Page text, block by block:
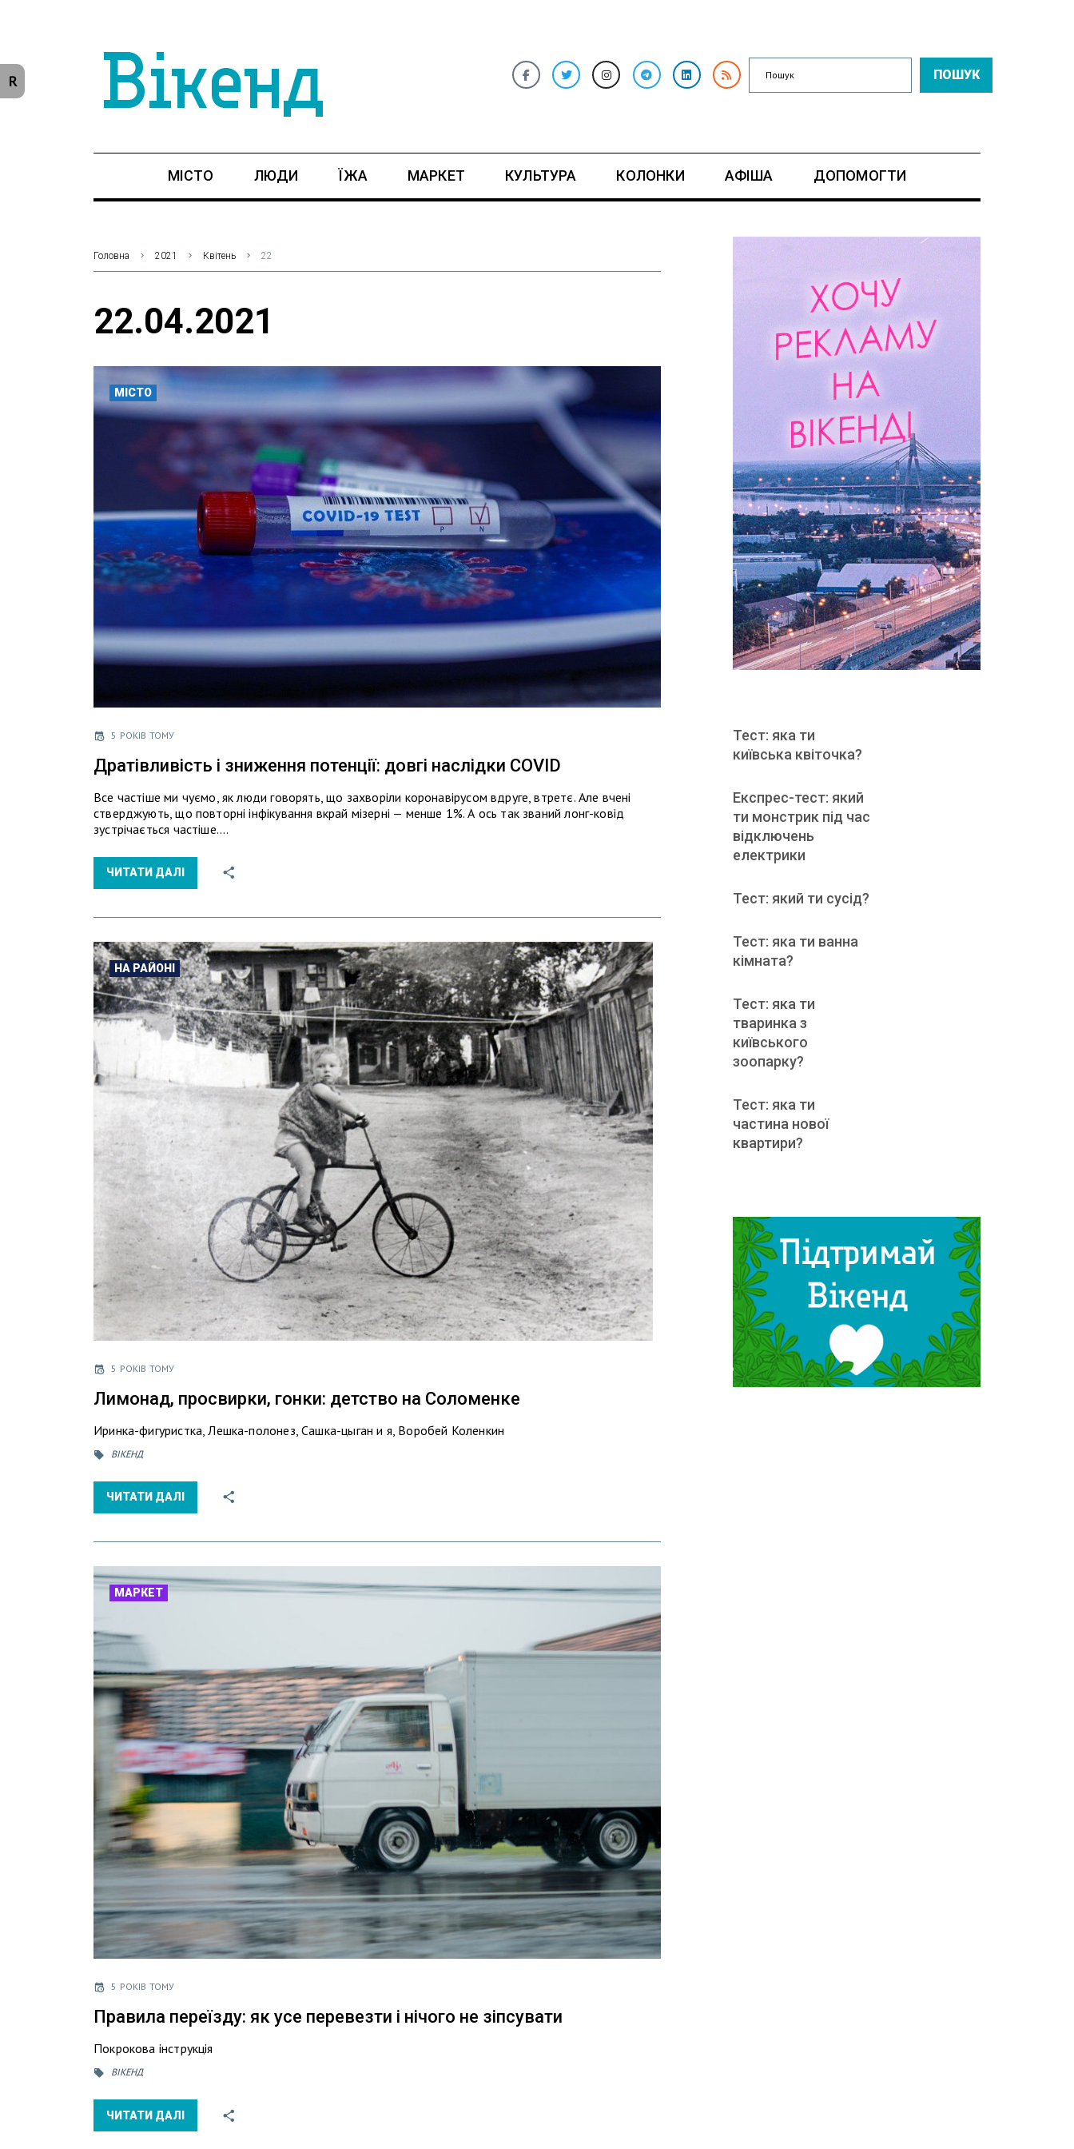
ПОШУК
МІСТО ЛЮДИ ЇЖА МАРКЕТ КУЛЬТУРА КОЛОНКИ АФІША ДОПОМОГТИ
Головна 2021 Квітень 22
22.04.2021
МІСТО
5 РОКІВ ТОМУ
Дратівливість і зниження потенції: довгі наслідки COVID
Все частіше ми чуємо, як люди говорять, що захворіли коронавірусом вдруге, втретє. Але вчені
стверджують, що повторні інфікування вкрай мізерні — менше 1%. А ось так званий лонг-ковід
зустрічається частіше.…
ЧИТАТИ ДАЛІ
НА РАЙОНІ
5 РОКІВ ТОМУ
Лимонад, просвирки, гонки: детство на Соломенке
Иринка-фигуристка, Лешка-полонез, Сашка-цыган и я, Воробей Коленкин
ВІКЕНД
ЧИТАТИ ДАЛІ
МАРКЕТ
5 РОКІВ ТОМУ
Правила переїзду: як усе перевезти і нічого не зіпсувати
Покрокова інструкція
ВІКЕНД
ЧИТАТИ ДАЛІ
Тест: яка ти
київська квіточка?
Експрес-тест: який
ти монстрик під час
відключень
електрики
Тест: який ти сусід?
Тест: яка ти ванна
кімната?
Тест: яка ти
тваринка з
київського
зоопарку?
Тест: яка ти
частина нової
квартири?
R